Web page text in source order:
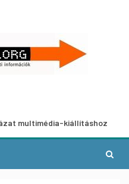
kiállításhoz